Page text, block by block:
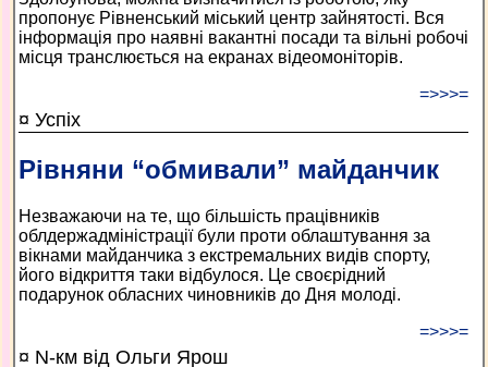
пропонує Рівненський міський центр зайнятості. Вся
інформація про наявні вакантні посади та вільні робочі
місця транслюється на екранах відеомоніторів.
=>>>=
¤ Успіх
Рівняни “обмивали” майданчик
Незважаючи на те, що більшість працівників
облдержадміністрації були проти облаштування за
вікнами майданчика з екстремальних видів спорту,
його відкриття таки відбулося. Це своєрідний
подарунок обласних чиновників до Дня молоді.
=>>>=
¤ N-км від Ольги Ярош